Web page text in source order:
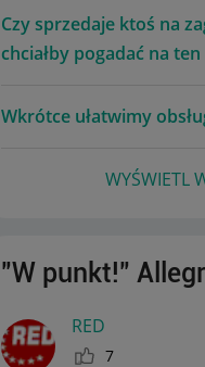
Czy sprzedaje ktoś na
chciałby pogadać na
Wkrótce ułatwimy
WYŚWIETL
"W punkt!"
RED
7